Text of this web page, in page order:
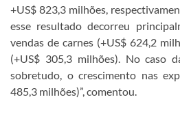
+US$ 823,3 milhões,
esse resultado decorreu
vendas de carnes (+US$ 624,2
(+US$ 305,3 milhões). No caso
sobretudo, o crescimento nas
485,3 milhões)”, comentou.